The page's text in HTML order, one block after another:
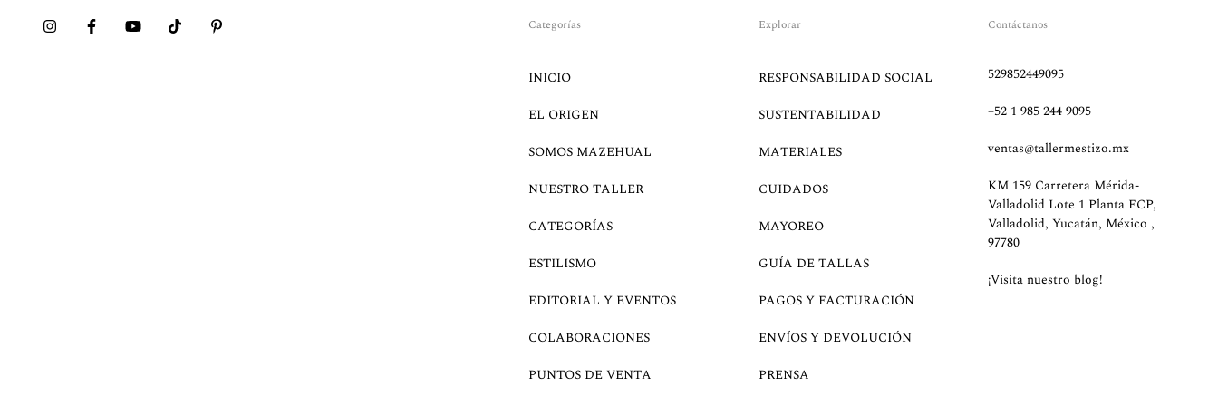
Categorías
INICIO
EL ORIGEN
SOMOS MAZEHUAL
NUESTRO TALLER
CATEGORÍAS
ESTILISMO
EDITORIAL Y EVENTOS
COLABORACIONES
PUNTOS DE VENTA
Explorar
RESPONSABILIDAD SOCIAL
SUSTENTABILIDAD
MATERIALES
CUIDADOS
MAYOREO
GUÍA DE TALLAS
PAGOS Y FACTURACIÓN
ENVÍOS Y DEVOLUCIÓN
PRENSA
Contáctanos
529852449095
+52 1 985 244 9095
ventas@tallermestizo.mx
KM 159 Carretera Mérida-
Valladolid Lote 1 Planta FCP,
Valladolid, Yucatán, México ,
97780
¡Visita nuestro blog!